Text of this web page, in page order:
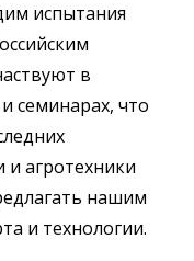
испытания
в
семинарах, что
и агротехники
нашим
и технологии.